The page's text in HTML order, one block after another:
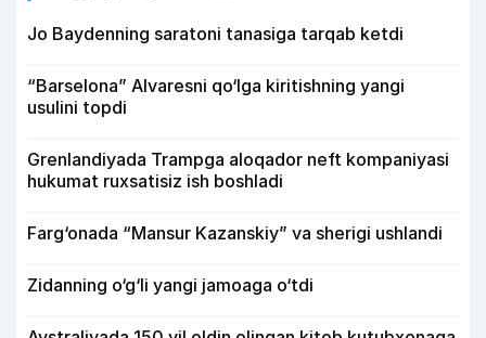
Jo Baydenning saratoni tanasiga tarqab ketdi
“Barselona” Alvaresni qo‘lga kiritishning yangi
usulini topdi
Grenlandiyada Trampga aloqador neft kompaniyasi
hukumat ruxsatisiz ish boshladi
Farg‘onada “Mansur Kazanskiy” va sherigi ushlandi
Zidanning o‘g‘li yangi jamoaga o‘tdi